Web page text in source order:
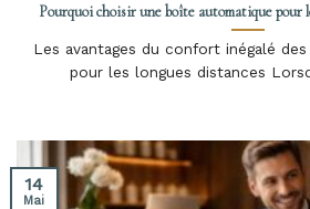
Pourquoi choisir une boîte automatique pour
Les avantages du confort inégalé
pour les longues distances
14
Mai